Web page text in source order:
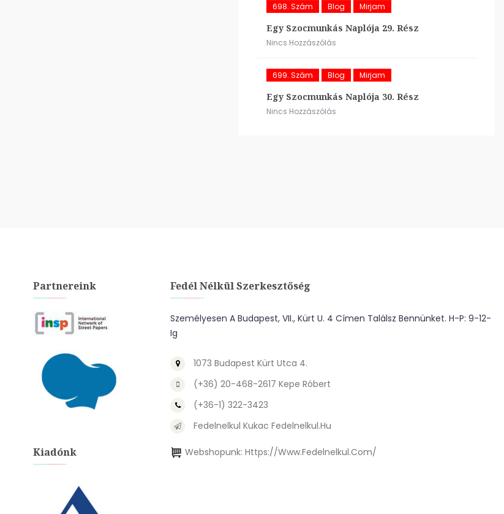
698. Szám Blog Mirjam
Egy Szocmunkás Naplója 29. Rész
Nincs Hozzászólás
699. Szám Blog Mirjam
Egy Szocmunkás Naplója 30. Rész
Nincs Hozzászólás
Partnereink
Kiadónk
Fedél Nélkül Szerkesztőség
Személyesen A Budapest, VII., Kürt U. 4 Címen Találsz Bennünket. H-P: 9-12-
Ig
1073 Budapest Kürt Utca 4.
(+36) 20-468-2617 Kepe Róbert
(+36-1) 322-3423
Fedelnelkul Kukac Fedelnelkul.hu
Webshopunk: Https://www.fedelnelkul.com/